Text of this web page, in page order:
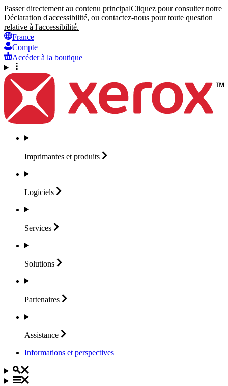
Passer directement au contenu principalCliquez pour consulter notre
Déclaration d'accessibilité, ou contactez-nous pour toute question
relative à l'accessibilité.
France
Compte
Accéder à la boutique
Imprimantes et produits
Logiciels
Services
Solutions
Partenaires
Assistance
Informations et perspectives